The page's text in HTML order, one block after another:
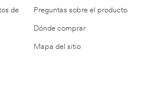
de
Preguntas sobre el producto
Dónde comprar
Mapa del sitio